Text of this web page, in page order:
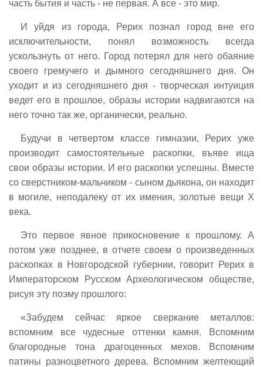
часть бытия и часть - не первая. А все - это мир.
И уйдя из города, Рерих познал город вне его
исключительности, понял возможность всегда
ускользнуть от него. Город потерял для него обаяние
своего гремучего и дымного сегодняшнего дня. Он
уходит и из сегодняшнего дня - творческая интуиция
ведет его в прошлое, образы истории надвигаются на
него точно так же, органически, реально.
Будучи в четвертом классе гимназии, Рерих уже
производит самостоятельные раскопки, въяве ища
свои образы истории. И его раскопки успешны. Вместе
со сверстником-мальчиком - сыном дьякона, он находит
в могиле, неподалеку от их имения, золотые вещи X
века.
Это первое явное прикосновение к прошлому. А
потом уже позднее, в отчете своем о произведенных
раскопках в Новгородской губернии, говорит Рерих в
Императорском Русском Археологическом обществе,
рисуя эту поэму прошлого:
«Забудем сейчас яркое сверкание металлов:
вспомним все чудесные оттенки камня. Вспомним
благородные тона драгоценных мехов. Вспомним
патины разноцветного дерева. Вспомним желтеющий